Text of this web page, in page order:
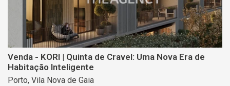
Venda - KORI | Quinta de Cravel: Uma Nova Era de
Habitação Inteligente
Porto, Vila Nova de Gaia